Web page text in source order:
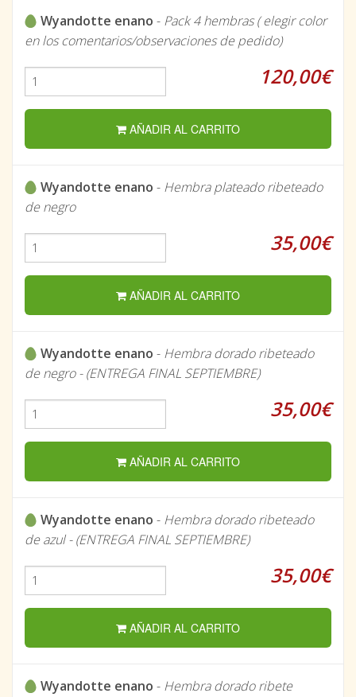
Wyandotte enano - Pack 4 hembras ( elegir color
en los comentarios/observaciones de pedido)
120,00€
AÑADIR AL CARRITO
Wyandotte enano - Hembra plateado ribeteado
de negro
35,00€
AÑADIR AL CARRITO
Wyandotte enano - Hembra dorado ribeteado
de negro - (ENTREGA FINAL SEPTIEMBRE)
35,00€
AÑADIR AL CARRITO
Wyandotte enano - Hembra dorado ribeteado
de azul - (ENTREGA FINAL SEPTIEMBRE)
35,00€
AÑADIR AL CARRITO
Wyandotte enano - Hembra dorado ribete